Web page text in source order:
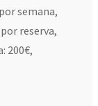
semana,
reserva,
200€,